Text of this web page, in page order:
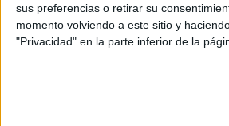
sus preferencias o retirar su
momento volviendo a este sitio y
"Privacidad" en la parte inferior de la
Para participar tenéis que
antes del 29 de febrero. La pregunta